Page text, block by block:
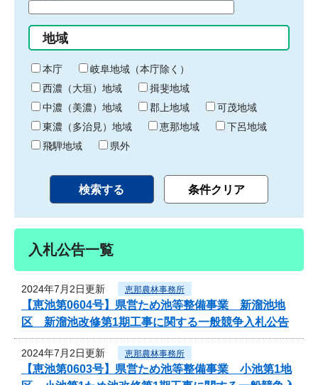
始
り
間
終
わ
り
地域
本庁
岐阜地域（本庁除く）
西濃（大垣）地域
揖斐地域
中濃（美濃）地域
郡上地域
可茂地域
東濃（多治見）地域
恵那地域
下呂地域
飛騨地域
県外
入札公告一覧
2024年7月2日更新 恵那農林事務所
【恵池第0604号】県営ため池等整備事業 新溜池地
区 新溜池改修第1期工事に関する一般競争入札公告
2024年7月2日更新 恵那農林事務所
【恵池第0603号】県営ため池等整備事業 小池第1地